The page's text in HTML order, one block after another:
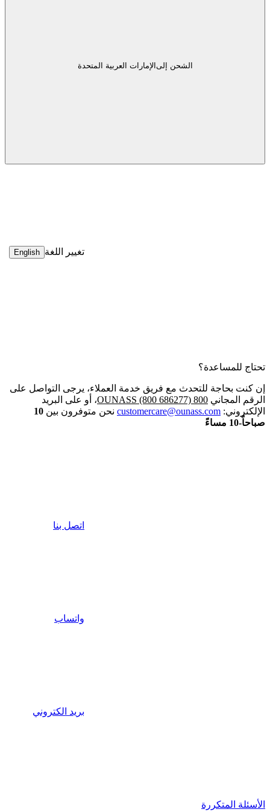
الشحن إلىالإمارات العربية المتحدة
تغيير اللغة English
تحتاج للمساعدة؟
إن كنت بحاجة للتحدث مع فريق خدمة العملاء، يرجى التواصل على
الرقم المجاني 800 OUNASS (800 686277)
، أو على البريد
الإلكتروني: customercare@ounass.com نحن متوفرون بين 10
صباحاً-10 مساءً
اتصل بنا
واتساب
بريد الكتروني
الأسئلة المتكررة